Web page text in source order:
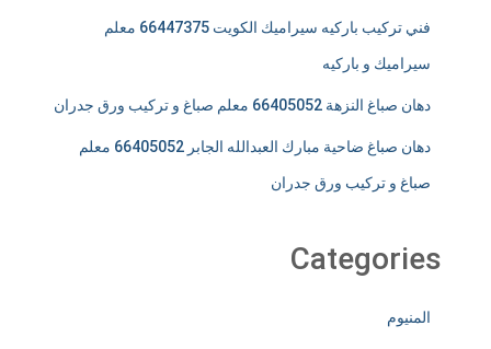
فني تركيب باركيه سيراميك الكويت 66447375 معلم
سيراميك و باركيه
دهان صباغ النزهة 66405052 معلم صباغ و تركيب ورق جدران
دهان صباغ ضاحية مبارك العبدالله الجابر 66405052 معلم
صباغ و تركيب ورق جدران
Categories
المنيوم